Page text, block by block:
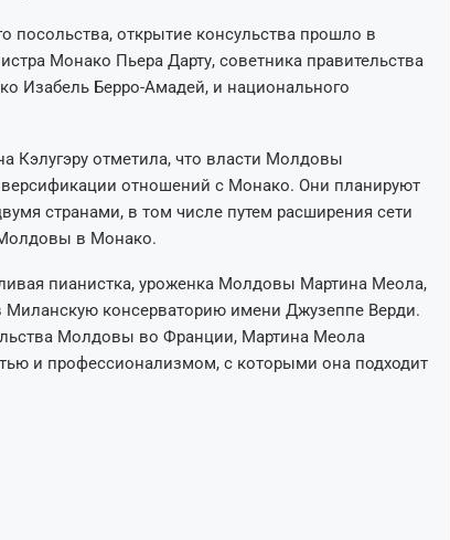
посольства, открытие консульства прошло в
Монако Пьера Дарту, советника правительства
Изабель Берро-Амадей, и национального
отметила, что власти Молдовы
отношений с Монако. Они планируют
странами, в том числе путем расширения сети
Молдовы в Монако.
пианистка, уроженка Молдовы Мартина Меола,
Миланскую консерваторию имени Джузеппе Верди.
Молдовы во Франции, Мартина Меола
и профессионализмом, с которыми она подходит